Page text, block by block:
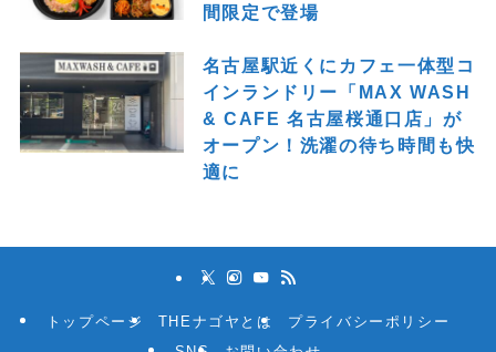
間限定で登場
名古屋駅近くにカフェ一体型コ
インランドリー「MAX WASH
& CAFE 名古屋桜通口店」が
オープン！洗濯の待ち時間も快
適に
トップページ THEナゴヤとは
プライバシーポリシー